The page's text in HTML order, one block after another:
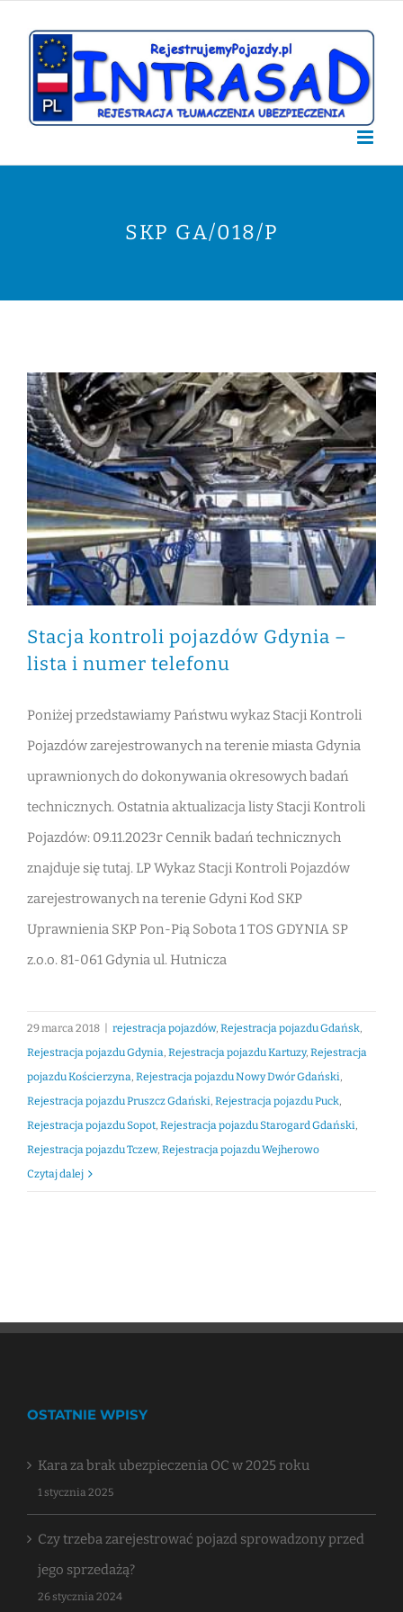
zawartości
SKP GA/018/P
Stacja kontroli pojazdów Gdynia –
lista i numer telefonu
Poniżej przedstawiamy Państwu wykaz Stacji Kontroli
Pojazdów zarejestrowanych na terenie miasta Gdynia
uprawnionych do dokonywania okresowych badań
technicznych. Ostatnia aktualizacja listy Stacji Kontroli
Pojazdów: 09.11.2023r Cennik badań technicznych
znajduje się tutaj. LP Wykaz Stacji Kontroli Pojazdów
zarejestrowanych na terenie Gdyni Kod SKP
Uprawnienia SKP Pon-Pią Sobota 1 TOS GDYNIA SP
z.o.o. 81-061 Gdynia ul. Hutnicza
29 marca 2018 rejestracja pojazdów, Rejestracja pojazdu Gdańsk
Rejestracja pojazdu Gdynia Rejestracja pojazdu Kartuzy, Rejestracja
pojazdu Kościerzyna Rejestracja pojazdu Nowy Dwór Gdański
Rejestracja pojazdu Pruszcz Gdański Rejestracja pojazdu Puck
Rejestracja pojazdu Sopot Rejestracja pojazdu Starogard Gdański
Rejestracja pojazdu Tczew, Rejestracja pojazdu Wejherowo
Czytaj dalej
OSTATNIE WPISY
Kara za brak ubezpieczenia OC w 2025 roku
1 stycznia 2025
Czy trzeba zarejestrować pojazd sprowadzony przed
jego sprzedażą?
26 stycznia 2024